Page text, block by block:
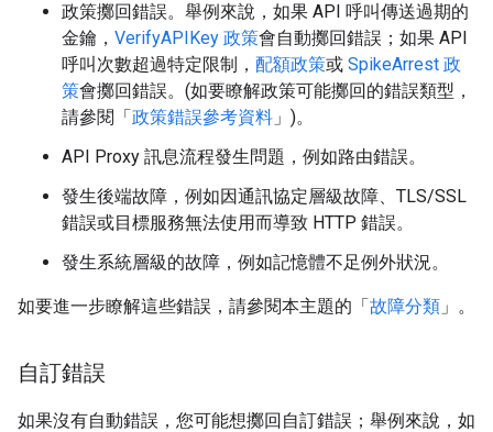
政策擲回錯誤。舉例來說，如果 API 呼叫傳送過期的
金鑰， VerifyAPIKey 政策會自動擲回錯誤；如果 API
呼叫次數超過特定限制， 配額政策或 SpikeArrest 政
策會擲回錯誤。(如要瞭解政策可能擲回的錯誤類型，
請參閱「政策錯誤參考資料 」)。
API Proxy 訊息流程發生問題，例如路由錯誤。
發生後端故障，例如因通訊協定層級故障、TLS/SSL
錯誤或目標服務無法使用而導致 HTTP 錯誤。
發生系統層級的故障，例如記憶體不足例外狀況。
如要進一步瞭解這些錯誤，請參閱本主題的「故障分類 」。
自訂錯誤
如果沒有自動錯誤，您可能想擲回自訂錯誤；舉例來說，如